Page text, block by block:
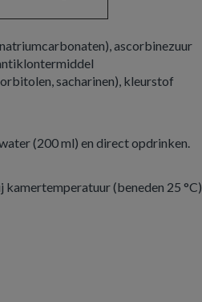
ascorbinezuur
sacharinen), kleurstof
(200 ml) en direct opdrinken.
(beneden 25 °C)